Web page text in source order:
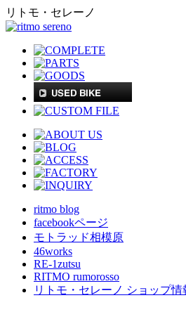
リトモ・セレーノ
ritmo blog
facebookページ
モトラッド相模原
46works
RE-1zutsu
RITMO rumorosso
リトモ・セレーノ ショップ情